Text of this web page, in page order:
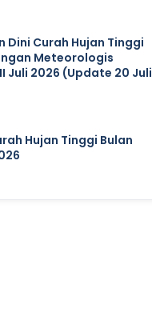
Dini Curah Hujan Tinggi
Meteorologis
Juli 2026 (Update 20 Juli
Hujan Tinggi Bulan